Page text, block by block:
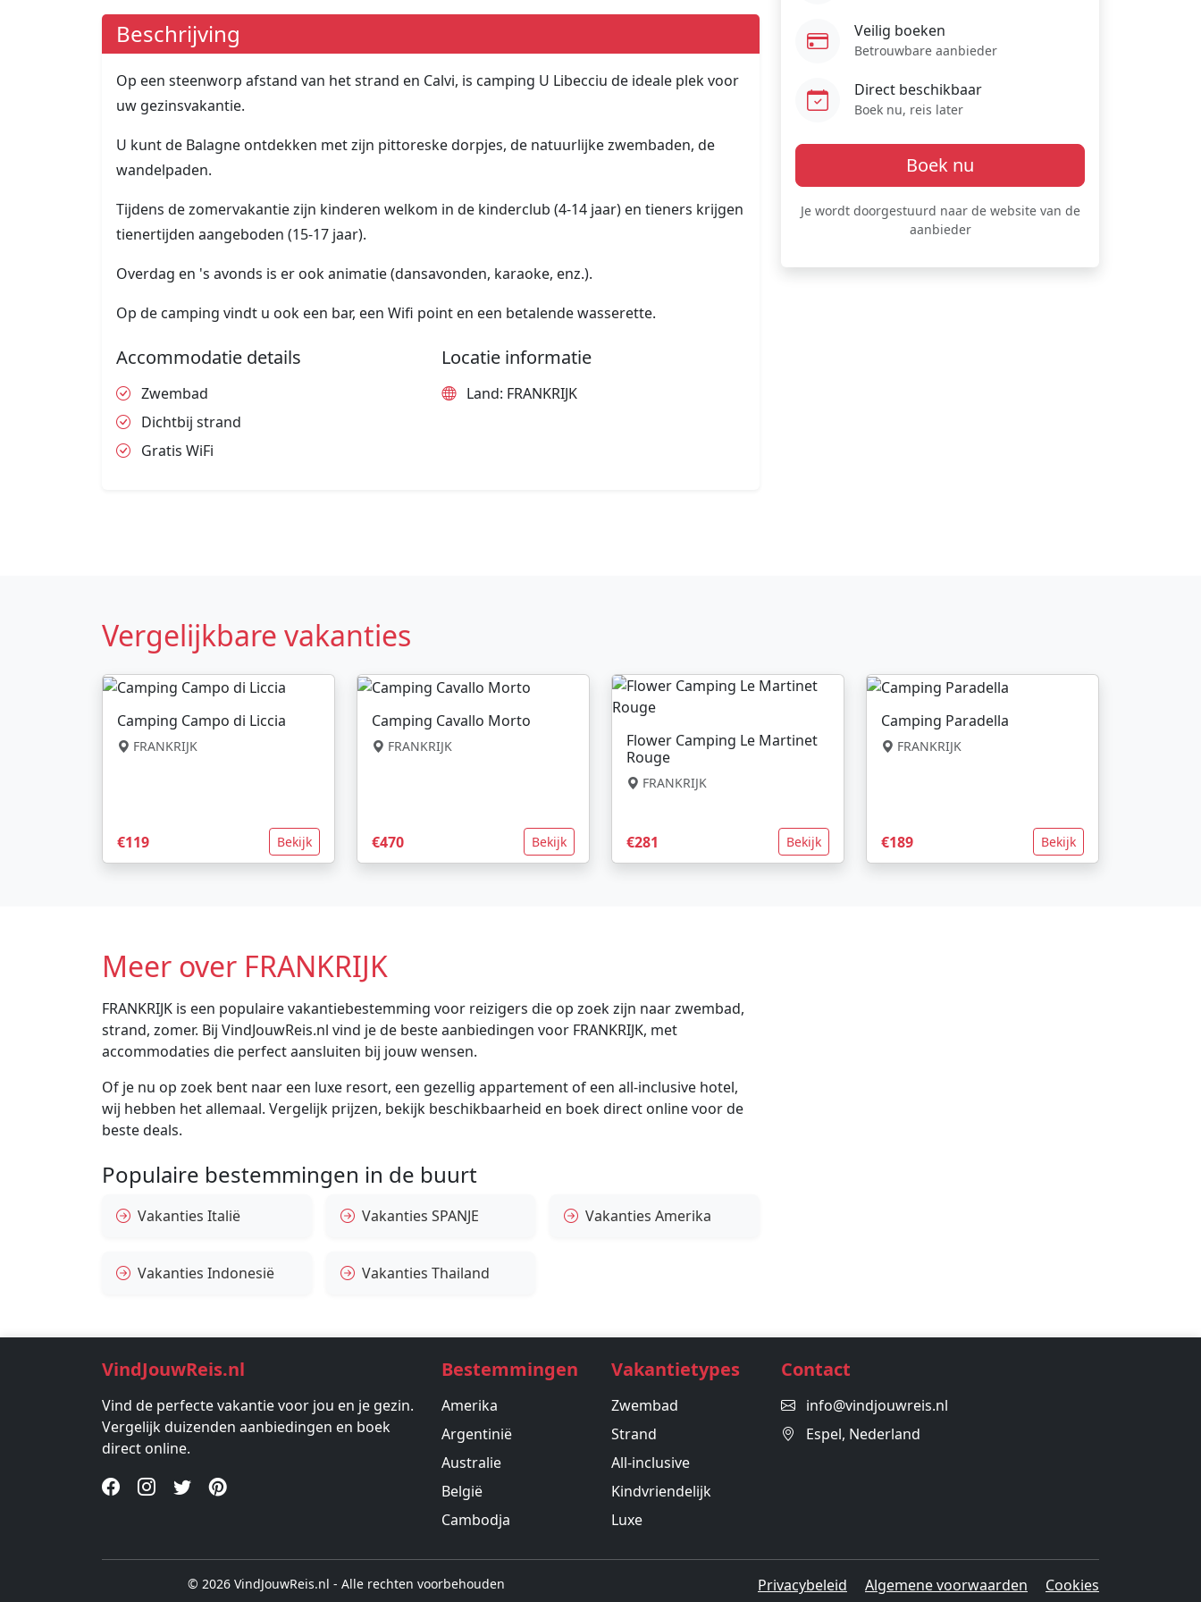
Beschrijving
Op een steenworp afstand van het strand en Calvi, is camping U Libecciu de ideale plek voor
uw gezinsvakantie.
U kunt de Balagne ontdekken met zijn pittoreske dorpjes, de natuurlijke zwembaden, de
wandelpaden.
Tijdens de zomervakantie zijn kinderen welkom in de kinderclub (4-14 jaar) en tieners krijgen
tienertijden aangeboden (15-17 jaar).
Overdag en 's avonds is er ook animatie (dansavonden, karaoke, enz.).
Op de camping vindt u ook een bar, een Wifi point en een betalende wasserette.
Accommodatie details
Zwembad
Dichtbij strand
Gratis WiFi
Locatie informatie
Land: FRANKRIJK
Veilig boeken
Betrouwbare aanbieder
Direct beschikbaar
Boek nu, reis later
Boek nu
Je wordt doorgestuurd naar de website van de
aanbieder
Vergelijkbare vakanties
Camping Campo di Liccia
FRANKRIJK
€119 Bekijk
Camping Cavallo Morto
FRANKRIJK
€470 Bekijk
Flower Camping Le Martinet
Rouge
FRANKRIJK
€281 Bekijk
Camping Paradella
FRANKRIJK
€189 Bekijk
Meer over FRANKRIJK
FRANKRIJK is een populaire vakantiebestemming voor reizigers die op zoek zijn naar zwembad,
strand, zomer. Bij VindJouwReis.nl vind je de beste aanbiedingen voor FRANKRIJK, met
accommodaties die perfect aansluiten bij jouw wensen.
Of je nu op zoek bent naar een luxe resort, een gezellig appartement of een all-inclusive hotel,
wij hebben het allemaal. Vergelijk prijzen, bekijk beschikbaarheid en boek direct online voor de
beste deals.
Populaire bestemmingen in de buurt
Vakanties Italië Vakanties SPANJE Vakanties Amerika
Vakanties Indonesië Vakanties Thailand
VindJouwReis.nl
Vind de perfecte vakantie voor jou en je gezin.
Vergelijk duizenden aanbiedingen en boek
direct online.
Bestemmingen
Amerika
Argentinië
Australie
België
Cambodja
Vakantietypes
Zwembad
Strand
All-inclusive
Kindvriendelijk
Luxe
Contact
info@vindjouwreis.nl
Espel, Nederland
© 2026 VindJouwReis.nl - Alle rechten voorbehouden Privacybeleid Algemene voorwaarden Cookies